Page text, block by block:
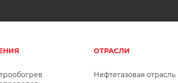
ОТРАСЛИ
Нефтегазовая отрасль